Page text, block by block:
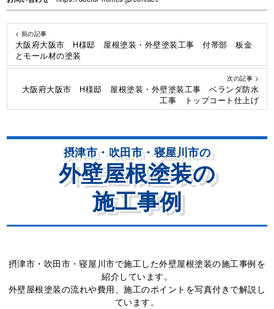
< 前の記事
大阪府大阪市 H様邸 屋根塗装・外壁塗装工事 付帯部 板金
とモール材の塗装
次の記事 >
大阪府大阪市 H様邸 屋根塗装・外壁塗装工事 ベランダ防水
工事 トップコート仕上げ
摂津市・吹田市・寝屋川市の
外壁屋根塗装の
施工事例
摂津市・吹田市・寝屋川市で施工した外壁屋根塗装の施工事例を
紹介しています。
外壁屋根塗装の流れや費用、施工のポイントを写真付きで解説し
ています。